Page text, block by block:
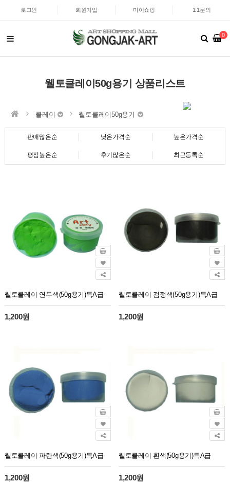
로그인 회원가입 마이쇼핑 1:1문의
0
웰토클레이50g용기 상품리스트
클레이 웰토클레이50g용기
판매많은순 낮은가격순 높은가격순
평점높은순 후기많은순 최근등록순
웰토클레이 연두색(50g용기)특A급
1,200원
웰토클레이 검정색(50g용기)특A급
1,200원
웰토클레이 파란색(50g용기)특A급
1,200원
웰토클레이 흰색(50g용기)특A급
1,200원